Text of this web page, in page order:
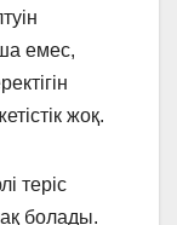
емес,
жоқ.
теріс
болады.